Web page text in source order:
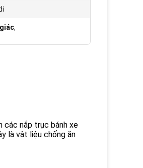
,
các nắp trục bánh xe
là vật liệu chống ăn